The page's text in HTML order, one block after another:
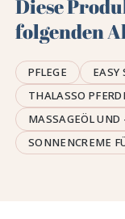
Diese
folgenden
PFLEGE EASY
THALASSO
MASSAGEÖL UND
SONNENCREME